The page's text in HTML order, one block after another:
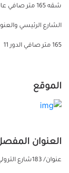
شقه 165 متر
165 متر صافي الدور 11
الموقع
العنوان